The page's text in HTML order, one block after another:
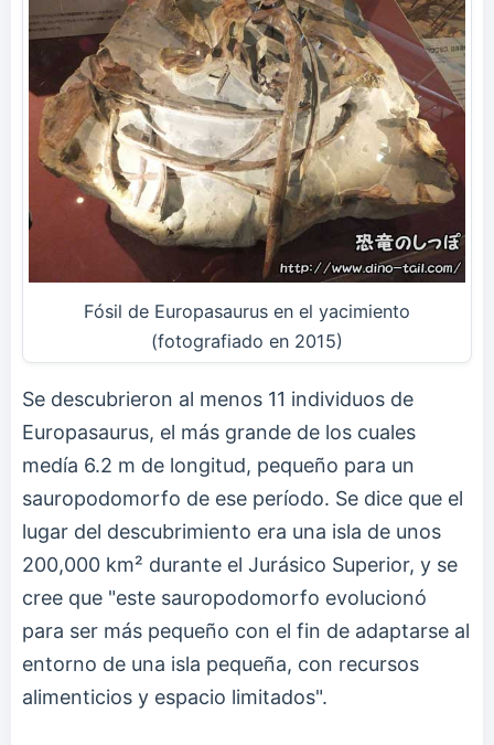
Fósil de Europasaurus en el yacimiento
(fotografiado en 2015)
Se descubrieron al menos 11 individuos de
Europasaurus, el más grande de los cuales
medía 6.2 m de longitud, pequeño para un
sauropodomorfo de ese período. Se dice que el
lugar del descubrimiento era una isla de unos
200,000 km² durante el Jurásico Superior, y se
cree que "este sauropodomorfo evolucionó
para ser más pequeño con el fin de adaptarse al
entorno de una isla pequeña, con recursos
alimenticios y espacio limitados".